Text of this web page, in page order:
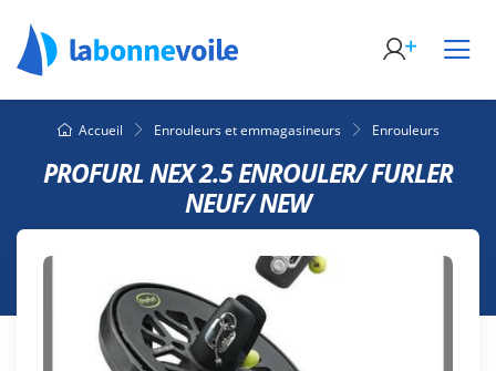
Accueil Enrouleurs et emmagasineurs Enrouleurs
PROFURL NEX 2.5 ENROULER/ FURLER
NEUF/ NEW